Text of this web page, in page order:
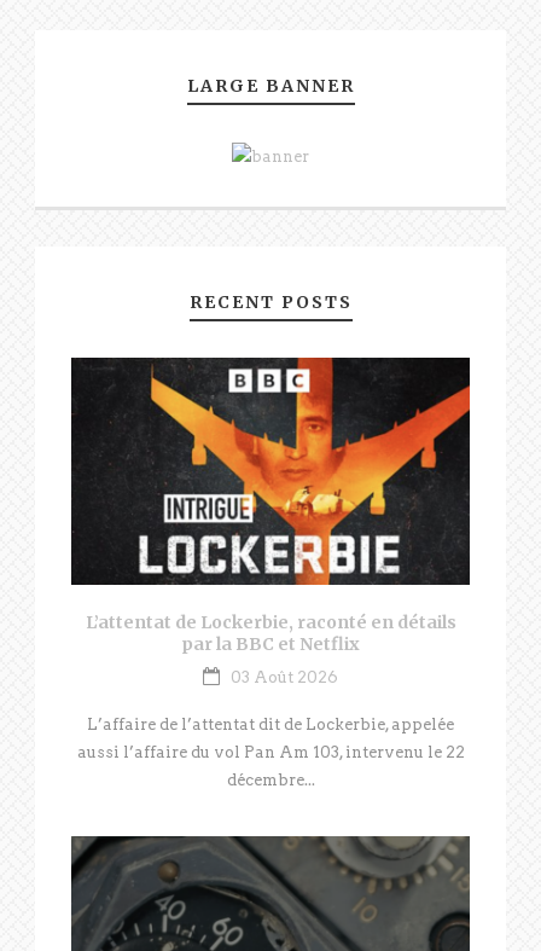
LARGE BANNER
RECENT POSTS
L’attentat de Lockerbie, raconté en détails
par la BBC et Netflix
03 Août 2026
L’affaire de l’attentat dit de Lockerbie, appelée
aussi l’affaire du vol Pan Am 103, intervenu le 22
décembre...